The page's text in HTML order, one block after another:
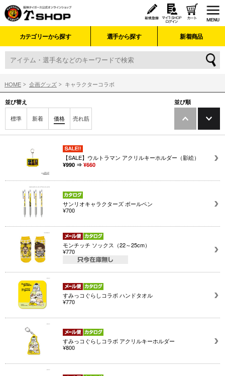
カテゴリーから探す 選手から探す 新着商品
HOME 企画グッズ キャラクターコラボ
並び替え
標準 新着 価格 売れ筋
並び順
【SALE】ウルトラマン アクリルキーホルダー（影絵）
¥990 ⇒ ¥660
サンリオキャラクターズ ボールペン
¥700
モンチッチ ソックス（22～25cm）
¥770
すみっコぐらしコラボ ハンドタオル
¥770
すみっコぐらしコラボ アクリルキーホルダー
¥800